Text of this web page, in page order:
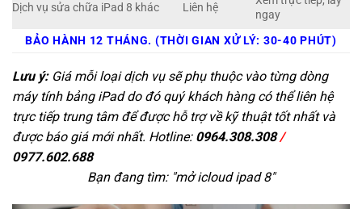
Dịch vụ sửa chữa iPad 8 khác Liên hệ
ngay
BẢO HÀNH 12 THÁNG. (THỜI GIAN XỬ LÝ: 30-40 PHÚT)
Lưu ý:Giá mỗi loại dịch vụ sẽ phụ thuộc vào từng dòng
máy tính bảng iPad do đó quý khách hàng có thể liên hệ
trực tiếp trung tâm để được hỗ trợ về kỹ thuật tốt nhất và
được báo giá mới nhất. Hotline: 0964.308.308/
0977.602.688
Bạn đang tìm: "mở icloud ipad 8"